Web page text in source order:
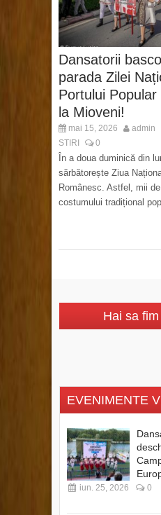
Dansatorii
parada Zilei
Portului
la Mioveni!
mai 15, 2026 admin
STIRI 0
În a doua duminică din
sărbătorește Ziua
Românesc. Astfel, mii
costumului tradițional
Hai sa
EVENIMENTE
iun. 25, 2026 0